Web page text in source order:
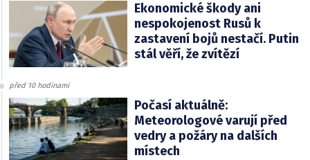
Ekonomické škody ani
nespokojenost Rusů k
zastavení bojů nestačí. Putin
stál věří, že zvítězí
před 10 hodinami
Počasí aktuálně:
Meteorologové varují před
vedry a požáry na dalších
místech